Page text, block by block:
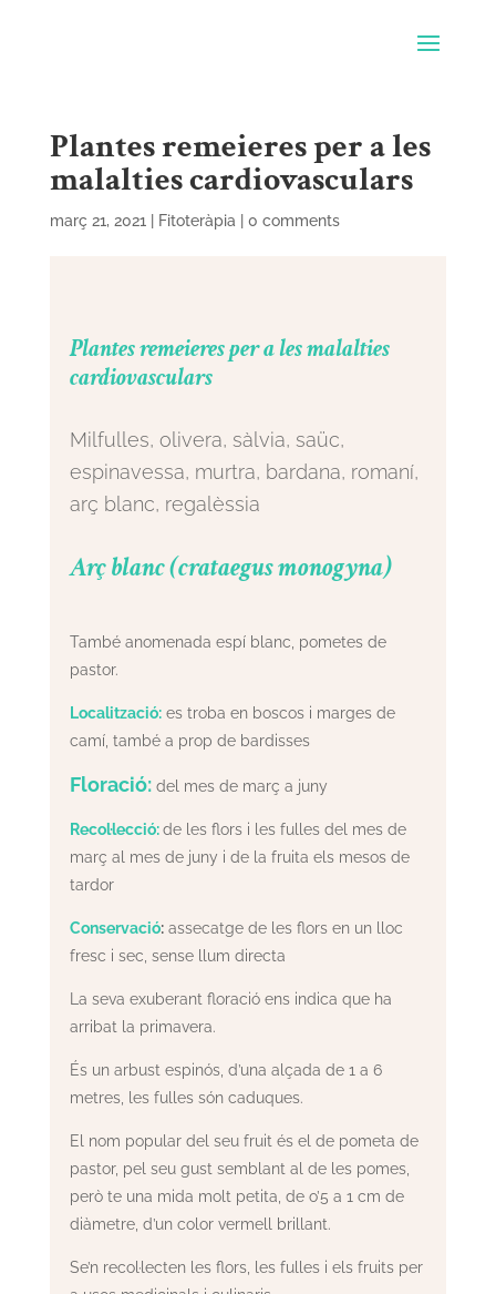
Plantes remeieres per a les
malalties cardiovasculars
març 21, 2021 Fitoteràpia 0 comments
Plantes remeieres per a les malalties
cardiovasculars
Milfulles, olivera, sàlvia, saüc,
espinavessa, murtra, bardana, romaní,
arç blanc, regalèssia
Arç blanc (crataegus monogyna)
També anomenada espí blanc, pometes de
pastor.
Localització: es troba en boscos i marges de
camí, també a prop de bardisses
Floració: del mes de març a juny
Recol·lecció:de les flors i les fulles del mes de
març al mes de juny i de la fruita els mesos de
tardor
Conservació:assecatge de les flors en un lloc
fresc i sec, sense llum directa
La seva exuberant floració ens indica que ha
arribat la primavera.
És un arbust espinós, d’una alçada de 1 a 6
metres, les fulles són caduques.
El nom popular del seu fruit és el de pometa de
pastor, pel seu gust semblant al de les pomes,
però te una mida molt petita, de o’5 a 1 cm de
diàmetre, d’un color vermell brillant.
Se’n recol·lecten les flors, les fulles i els fruits per